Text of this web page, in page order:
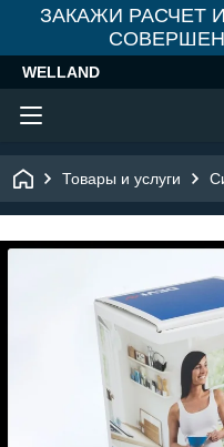
ЗАКАЖИ РАСЧЕТ
WELLAND
Товары и услуги